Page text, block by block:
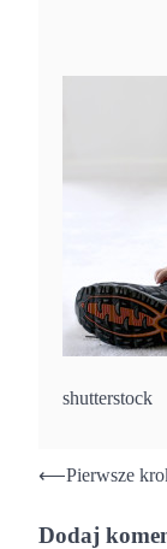
shutterstock
Nawigacja
⟵Pierwsze
Dodaj